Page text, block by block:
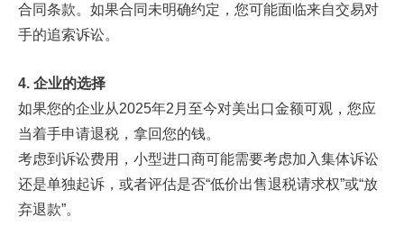
合同条款。如果合同未明确约定，您可能面临来自交易对
手的追索诉讼。
4. 企业的选择
如果您的企业从2025年2月至今对美出口金额可观，您应
当着手申请退税，拿回您的钱。
考虑到诉讼费用，小型进口商可能需要考虑加入集体诉讼
还是单独起诉，或者评估是否“低价出售退税请求权”或“放
弃退款”。